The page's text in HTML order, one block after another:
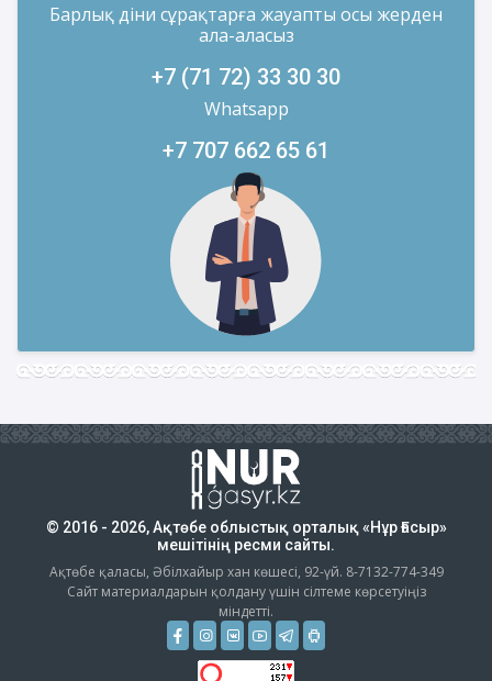
Барлық діни сұрақтарға жауапты осы жерден
ала-аласыз
+7 (71 72) 33 30 30
Whatsapp
+7 707 662 65 61
© 2016 - 2026, Ақтөбе облыстық орталық «Нұр Ғасыр»
мешітінің ресми сайты.
Ақтөбе қаласы, Әбілхайыр хан көшесі, 92-үй. 8-7132-774-349
Сайт материалдарын қолдану үшін сілтеме көрсетуіңіз
міндетті.